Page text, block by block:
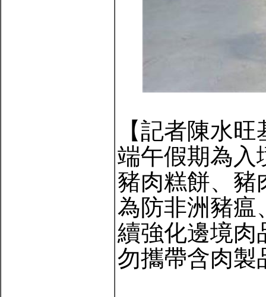
【記者陳水
端午假期為入
豬肉糕餅、豬
為防非洲豬瘟
續強化邊境肉
勿攜帶含肉製